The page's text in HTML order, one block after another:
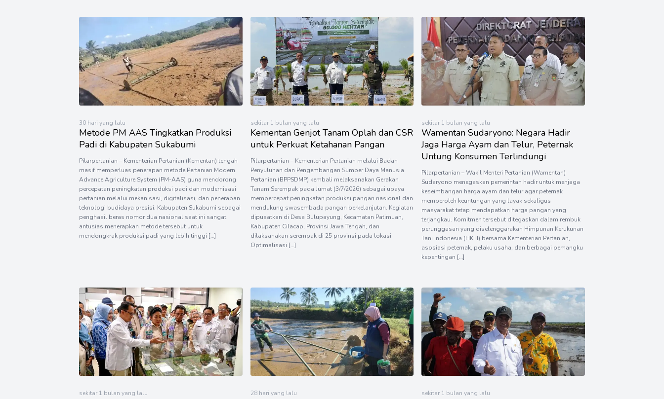
30 hari yang lalu
Metode PM AAS Tingkatkan Produksi
Padi di Kabupaten Sukabumi
Pilarpertanian – Kementerian Pertanian (Kementan) tengah
masif memperluas penerapan metode Pertanian Modern
Advance Agriculture System (PM-AAS) guna mendorong
percepatan peningkatan produksi padi dan modernisasi
pertanian melalui mekanisasi, digitalisasi, dan penerapan
teknologi budidaya presisi. Kabupaten Sukabumi sebagai
penghasil beras nomor dua nasional saat ini sangat
antusias menerapkan metode tersebut untuk
mendongkrak produksi padi yang lebih tinggi […]
sekitar 1 bulan yang lalu
Kementan Genjot Tanam Oplah dan CSR
untuk Perkuat Ketahanan Pangan
Pilarpertanian – Kementerian Pertanian melalui Badan
Penyuluhan dan Pengembangan Sumber Daya Manusia
Pertanian (BPPSDMP) kembali melaksanakan Gerakan
Tanam Serempak pada Jumat (3/7/2026) sebagai upaya
mempercepat peningkatan produksi pangan nasional dan
mendukung swasembada pangan berkelanjutan. Kegiatan
dipusatkan di Desa Bulupayung, Kecamatan Patimuan,
Kabupaten Cilacap, Provinsi Jawa Tengah, dan
dilaksanakan serempak di 25 provinsi pada lokasi
Optimalisasi […]
sekitar 1 bulan yang lalu
Wamentan Sudaryono: Negara Hadir
Jaga Harga Ayam dan Telur, Peternak
Untung Konsumen Terlindungi
Pilarpertanian – Wakil Menteri Pertanian (Wamentan)
Sudaryono menegaskan pemerintah hadir untuk menjaga
keseimbangan harga ayam dan telur agar peternak
memperoleh keuntungan yang layak sekaligus
masyarakat tetap mendapatkan harga pangan yang
terjangkau. Komitmen tersebut ditegaskan dalam rembuk
perunggasan yang diselenggarakan Himpunan Kerukunan
Tani Indonesia (HKTI) bersama Kementerian Pertanian,
asosiasi peternak, pelaku usaha, dan berbagai pemangku
kepentingan […]
sekitar 1 bulan yang lalu 28 hari yang lalu sekitar 1 bulan yang lalu